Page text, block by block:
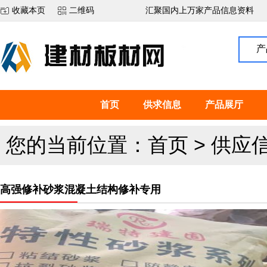
收藏本页 二维码 汇聚国内上万家产品信息资料
首页 供求信息 产品展厅
您的当前位置： 首页 > 供应
高强修补砂浆混凝土结构修补专用